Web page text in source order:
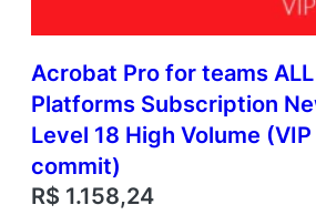
Acrobat Pro for teams
Platforms Subscription
Level 18 High Volume
commit)
R$ 1.158,24